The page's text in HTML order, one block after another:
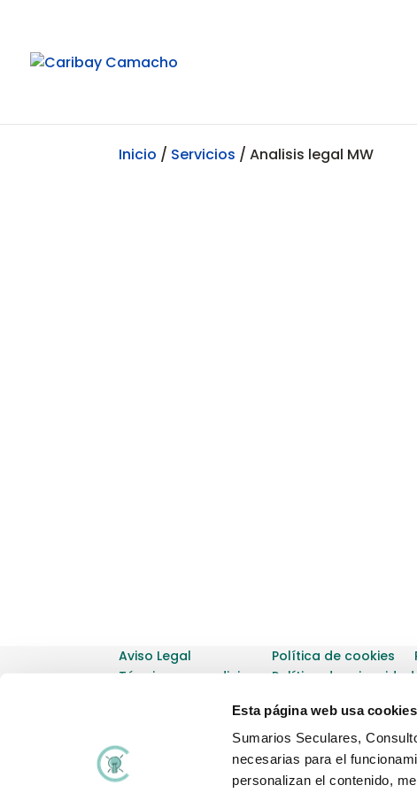
Esta página web usa cookies
Sumarios Seculares,
necesarias para el
personalizan el contenido,
Inicio / Servicios / Analisis legal MW
Aviso Legal
Términos y condiciones
Política de cookies
Política de privacidad